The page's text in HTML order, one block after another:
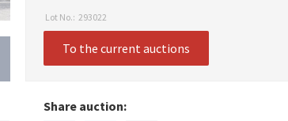
Lot No.: 293022
To the current auctions
Share auction: